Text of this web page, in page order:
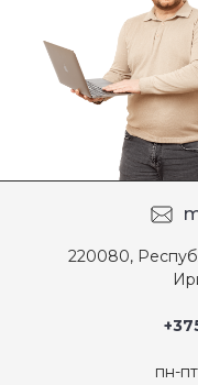
220080,
пн-